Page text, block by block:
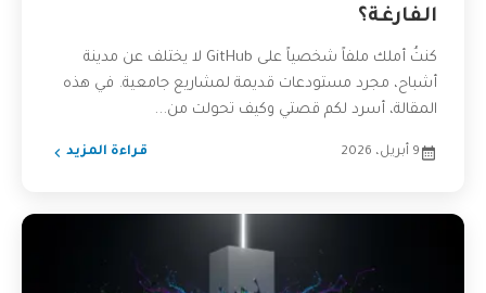
الفارغة؟
كنتُ أملك ملفاً شخصياً على GitHub لا يختلف عن مدينة
أشباح، مجرد مستودعات قديمة لمشاريع جامعية. في هذه
المقالة، أسرد لكم قصتي وكيف تحولت من...
9 أبريل، 2026 قراءة المزيد